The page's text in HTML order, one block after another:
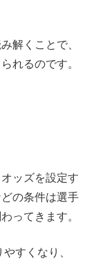
解くことで、
れるのです。
ッズを設定す
の条件は選手
ってきます。
すくなり、